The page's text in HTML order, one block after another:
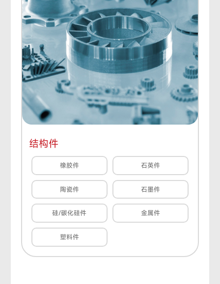
结构件
橡胶件 石英件
陶瓷件 石墨件
硅/碳化硅件 金属件
塑料件